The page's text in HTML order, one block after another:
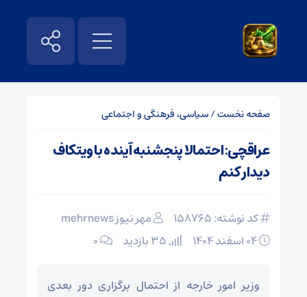
صفحه نخست/سیاسی، فرهنگی و اجتماعی
عراقچی: احتمالا پنجشنبه آینده با ویتکاف
دیدار کنم
کد نوشته: 158765
مهر نیوز mehrnews
۰
وزیر امور خارجه از احتمال برگزاری دور بعدی